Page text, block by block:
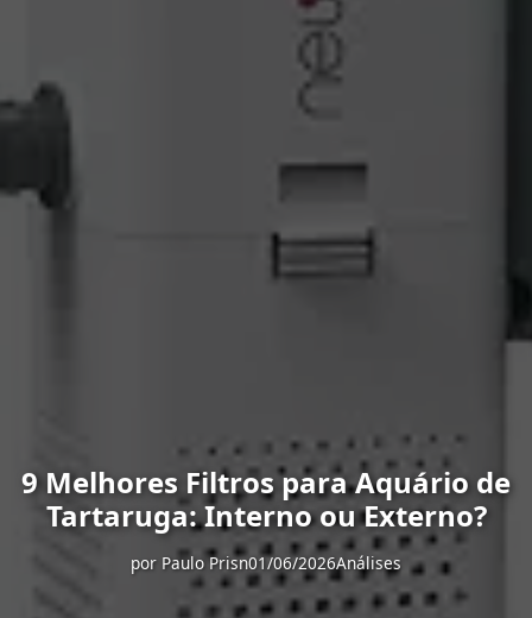
9 Melhores Filtros para Aquário de
Tartaruga: Interno ou Externo?
por Paulo Prisn01/06/2026Análises